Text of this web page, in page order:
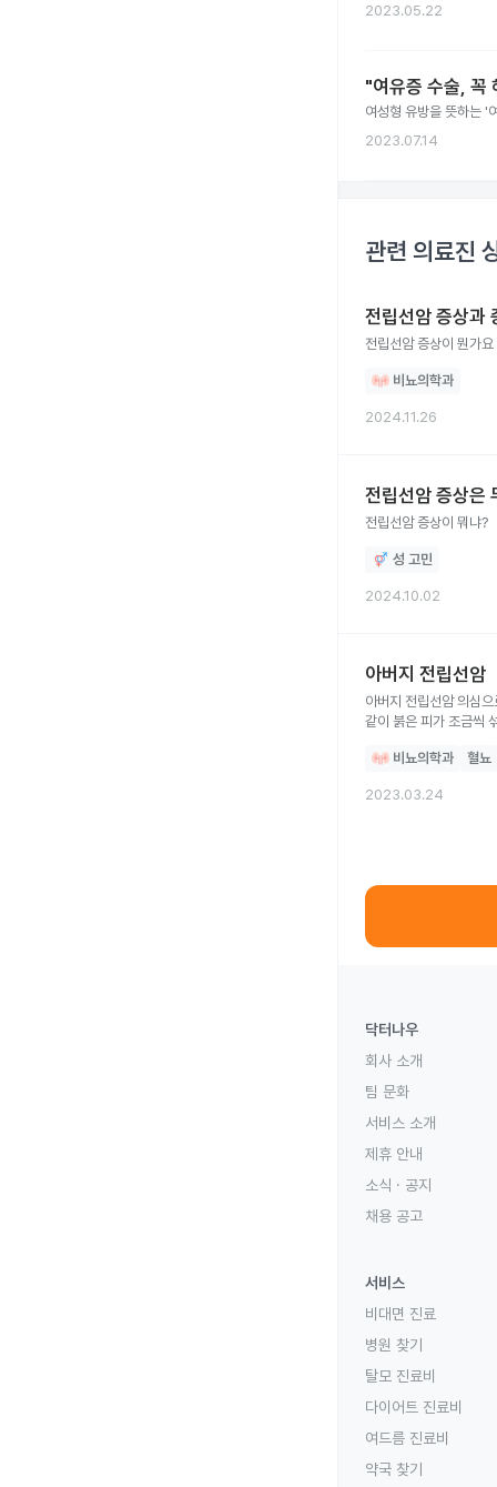
2023.05.22
"여유증 수술, 꼭
여성형 유방을 뜻하는 '
2023.07.14
관련 의료진
전립선암 증상과
전립선암 증상이 뭔가
비뇨의학과
2024.11.26
전립선암 증상은
전립선암 증상이 뭐냐?
성 고민
2024.10.02
아버지 전립선암
아버지 전립선암 의심
같이 붉은 피가 조금씩
비뇨의학과 혈뇨
2023.03.24
닥터나우
회사 소개
팀 문화
서비스 소개
제휴 안내
소식 · 공지
채용 공고
서비스
비대면 진료
병원 찾기
탈모 진료비
다이어트 진료비
여드름 진료비
약국 찾기